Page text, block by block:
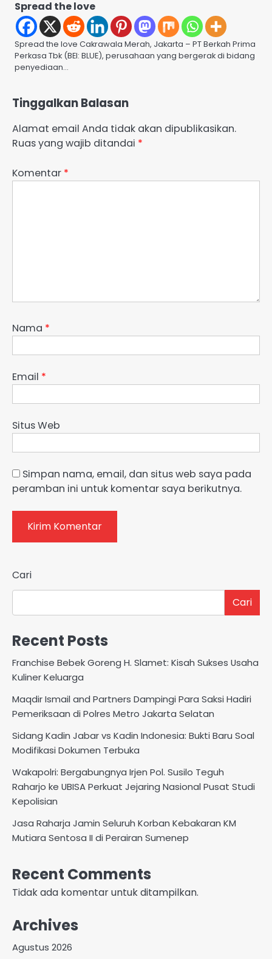
Spread the love
Spread the love Cakrawala Merah, Jakarta – PT Berkah Prima
Perkasa Tbk (BEI: BLUE), perusahaan yang bergerak di bidang
penyediaan…
Tinggalkan Balasan
Alamat email Anda tidak akan dipublikasikan.
Ruas yang wajib ditandai *
Komentar *
Nama *
Email *
Situs Web
Simpan nama, email, dan situs web saya pada
peramban ini untuk komentar saya berikutnya.
Cari
Cari
Recent Posts
Franchise Bebek Goreng H. Slamet: Kisah Sukses Usaha
Kuliner Keluarga
Maqdir Ismail and Partners Dampingi Para Saksi Hadiri
Pemeriksaan di Polres Metro Jakarta Selatan
Sidang Kadin Jabar vs Kadin Indonesia: Bukti Baru Soal
Modifikasi Dokumen Terbuka
Wakapolri: Bergabungnya Irjen Pol. Susilo Teguh
Raharjo ke UBISA Perkuat Jejaring Nasional Pusat Studi
Kepolisian
Jasa Raharja Jamin Seluruh Korban Kebakaran KM
Mutiara Sentosa II di Perairan Sumenep
Recent Comments
Tidak ada komentar untuk ditampilkan.
Archives
Agustus 2026